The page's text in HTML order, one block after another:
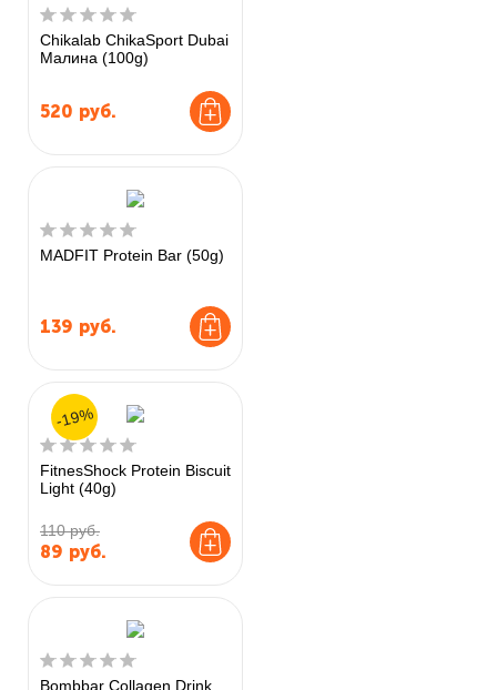
Chikalab ChikaSport Dubai
Малина (100g)
520 руб.
MADFIT Protein Bar (50g)
139 руб.
FitnesShock Protein Biscuit
Light (40g)
110 руб.
89 руб.
-19%
Bombbar Collagen Drink